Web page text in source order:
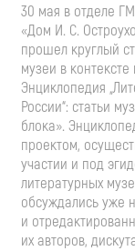
30 мая в отделе
«Дом И. С.
прошел круглый
музеи в
Энциклопедия
России“: статьи
блока».
проектом,
участии и под
литературных
обсуждались уже
и
их авторов,